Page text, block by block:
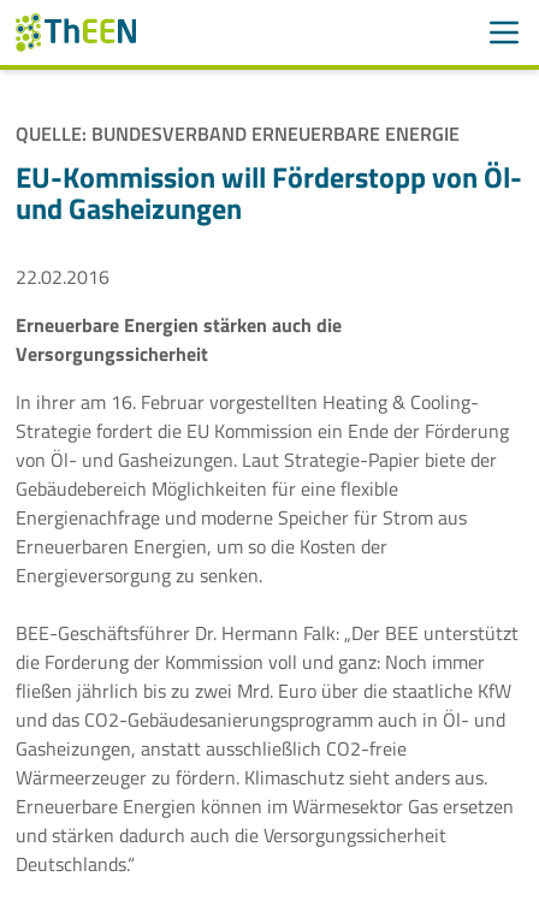
Navigation überspringen
ThEEN
Services
Mitglieder
Aktivitäten
Veranstaltungen
Aktuelles
Meldungen
Pressemeldungen
Branchenmeldungen
Statements
Positionen
Jobs
Mediathek
QUELLE: BUNDESVERBAND ERNEUERBARE ENERGIE
EU-Kommission will Förderstopp von Öl-
und Gasheizungen
22.02.2016
Erneuerbare Energien stärken auch die
Versorgungssicherheit
In ihrer am 16. Februar vorgestellten Heating & Cooling-
Strategie fordert die EU Kommission ein Ende der Förderung
von Öl- und Gasheizungen. Laut Strategie-Papier biete der
Gebäudebereich Möglichkeiten für eine flexible
Energienachfrage und moderne Speicher für Strom aus
Erneuerbaren Energien, um so die Kosten der
Energieversorgung zu senken.
BEE-Geschäftsführer Dr. Hermann Falk: „Der BEE unterstützt
die Forderung der Kommission voll und ganz: Noch immer
fließen jährlich bis zu zwei Mrd. Euro über die staatliche KfW
und das CO2-Gebäudesanierungsprogramm auch in Öl- und
Gasheizungen, anstatt ausschließlich CO2-freie
Wärmeerzeuger zu fördern. Klimaschutz sieht anders aus.
Erneuerbare Energien können im Wärmesektor Gas ersetzen
und stärken dadurch auch die Versorgungssicherheit
Deutschlands.“